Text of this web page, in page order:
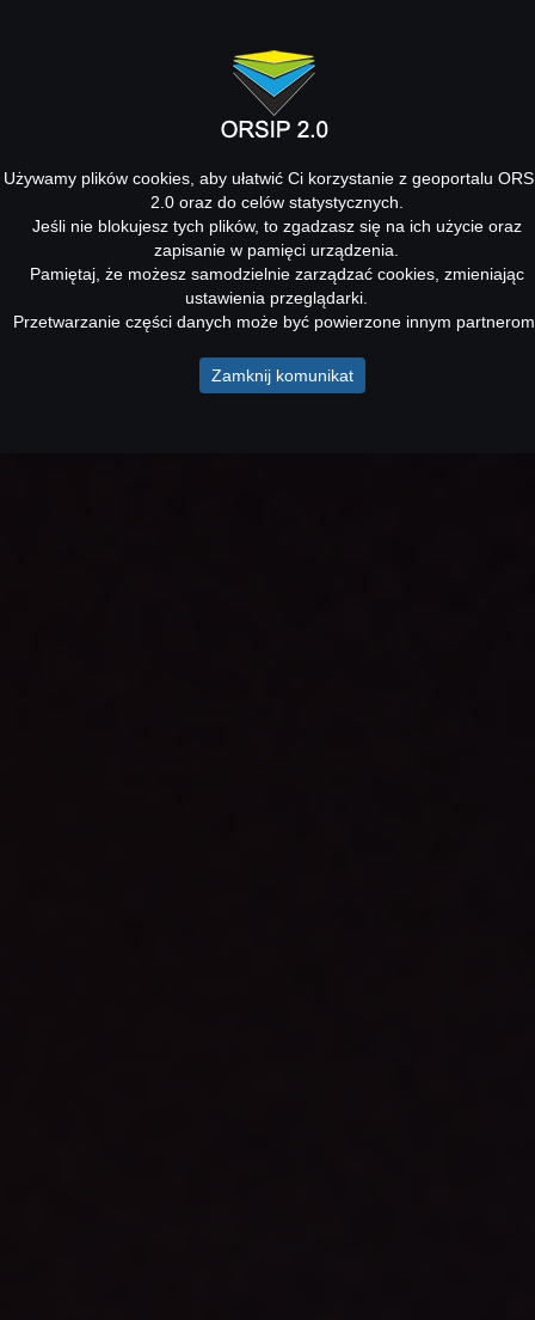
Używamy plików cookies, aby ułatwić Ci korzystanie z geoportalu
2.0 oraz do celów statystycznych.
Jeśli nie blokujesz tych plików, to zgadzasz się na ich użycie oraz
zapisanie w pamięci urządzenia.
Pamiętaj, że możesz samodzielnie zarządzać cookies, zmieniając
ustawienia przeglądarki.
Przetwarzanie części danych może być powierzone innym
Zamknij komunikat